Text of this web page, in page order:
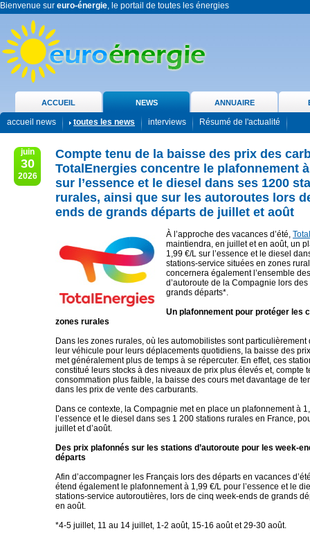
Bienvenue sur euro-énergie, le portail de toutes les énergies
ACCUEIL NEWS ANNUAIRE
accueil news toutes les news interviews Résumé de l'actualité
juin
30
2026
Compte tenu de la baisse des prix des
TotalEnergies concentre le plafonnement
sur l’essence et le diesel dans ses 1200
rurales, ainsi que sur les autoroutes lors
ends de grands départs de juillet et août
À l’approche des vacances d’été,
maintiendra, en juillet et en août, un
1,99 €/L sur l’essence et le diesel
stations-service situées en zones
concernera également l’ensemble
d’autoroute de la Compagnie lors
grands départs*.
Un plafonnement pour protéger les
zones rurales
Dans les zones rurales, où les automobilistes sont particulièrement
leur véhicule pour leurs déplacements quotidiens, la baisse des
met généralement plus de temps à se répercuter. En effet, ces
constitué leurs stocks à des niveaux de prix plus élevés et, compte
consommation plus faible, la baisse des cours met davantage de
dans les prix de vente des carburants.
Dans ce contexte, la Compagnie met en place un plafonnement à
l’essence et le diesel dans ses 1 200 stations rurales en France,
juillet et d’août.
Des prix plafonnés sur les stations d’autoroute pour les week-
départs
Afin d’accompagner les Français lors des départs en vacances
étend également le plafonnement à 1,99 €/L pour l’essence et le
stations-service autoroutières, lors de cinq week-ends de grands
en août.
*4-5 juillet, 11 au 14 juillet, 1-2 août, 15-16 août et 29-30 août.